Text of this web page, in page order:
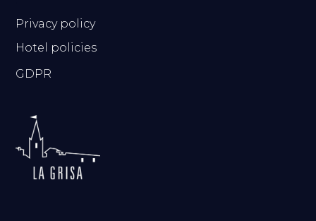
Privacy policy
Hotel policies
GDPR